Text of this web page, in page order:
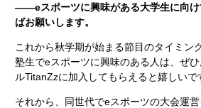
――eスポーツに興味がある大学生に向け
ばお願いします。
これから秋学期が始まる節目のタイミン
塾生でeスポーツに興味のある人は、ぜ
ルTitanZzに加入してもらえると嬉しいで
それから、同世代でeスポーツの大会運